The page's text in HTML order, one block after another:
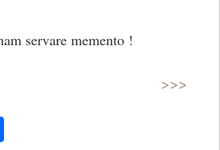
servare memento !
>>>